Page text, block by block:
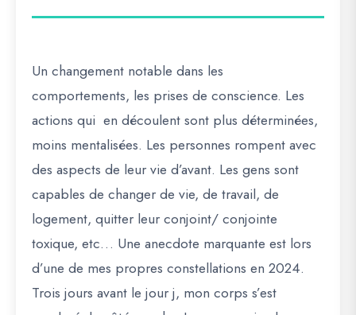
Un changement notable dans les
comportements, les prises de conscience. Les
actions qui en découlent sont plus déterminées,
moins mentalisées. Les personnes rompent avec
des aspects de leur vie d’avant. Les gens sont
capables de changer de vie, de travail, de
logement, quitter leur conjoint/ conjointe
toxique, etc… Une anecdote marquante est lors
d’une de mes propres constellations en 2024.
Trois jours avant le jour j, mon corps s’est